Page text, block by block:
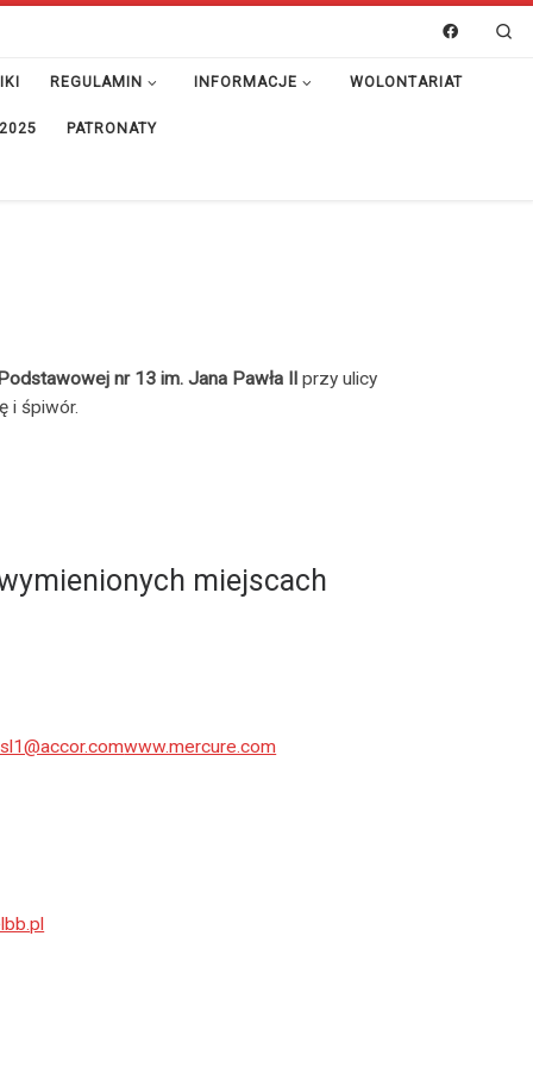
REGULAMIN INFORMACJE WOLONTARIAT
PATRONATY
nr 13 im. Jana Pawła II przy ulicy
i śpiwór.
miejscach
www.mercure.com